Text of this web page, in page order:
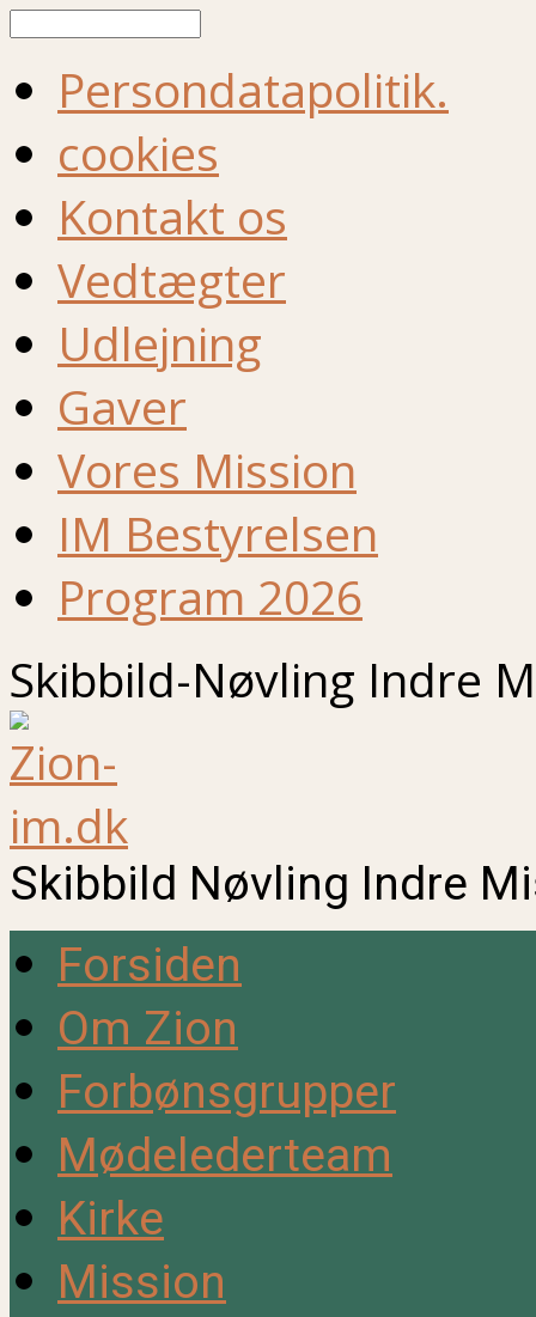
Persondatapolitik.
cookies
Kontakt os
Vedtægter
Udlejning
Gaver
Vores Mission
IM Bestyrelsen
Program 2026
Skibbild-Nøvling Indre
Skibbild Nøvling Indre
Forsiden
Om Zion
Forbønsgrupper
Mødelederteam
Kirke
Mission